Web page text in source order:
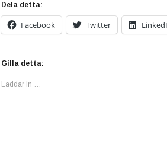
Dela detta:
Facebook Twitter
Gilla detta:
Laddar in …